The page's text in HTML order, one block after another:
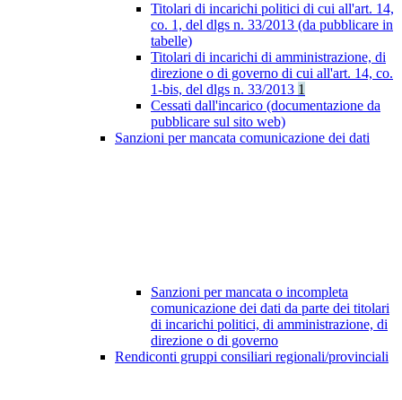
Titolari di incarichi politici di cui all'art. 14,
co. 1, del dlgs n. 33/2013 (da pubblicare in
tabelle)
Titolari di incarichi di amministrazione, di
direzione o di governo di cui all'art. 14, co.
1-bis, del dlgs n. 33/2013 1
Cessati dall'incarico (documentazione da
pubblicare sul sito web)
Sanzioni per mancata comunicazione dei dati
Sanzioni per mancata o incompleta
comunicazione dei dati da parte dei titolari
di incarichi politici, di amministrazione, di
direzione o di governo
Rendiconti gruppi consiliari regionali/provinciali